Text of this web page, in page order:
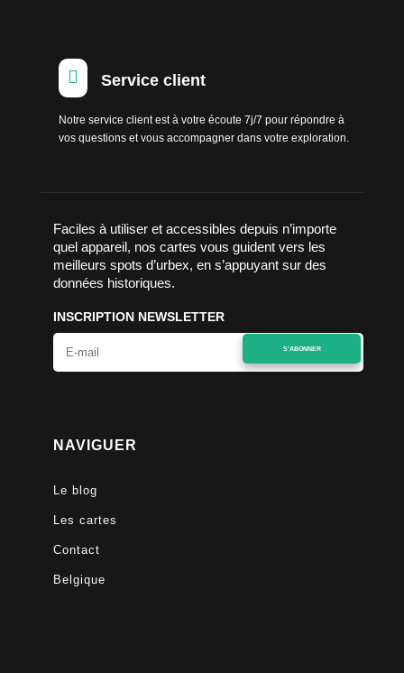
 Service client
Notre service client est à votre écoute 7j/7 pour répondre à
vos questions et vous accompagner dans votre exploration.
Faciles à utiliser et accessibles depuis n’importe
quel appareil, nos cartes vous guident vers les
meilleurs spots d’urbex, en s’appuyant sur des
données historiques.
INSCRIPTION NEWSLETTER
S'ABONNER
NAVIGUER
Le blog
Les cartes
Contact
Belgique